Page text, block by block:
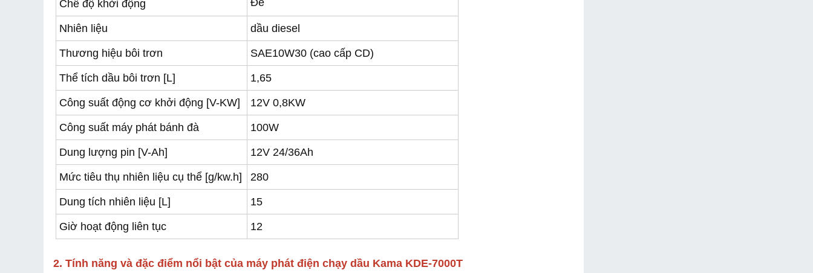
Chế độ khởi động
Nhiên liệu dầu diesel
Thương hiệu bôi trơn SAE10W30 (cao cấp CD)
Thể tích dầu bôi trơn [L] 1,65
Công suất động cơ khởi động [V-KW] 12V 0,8KW
Công suất máy phát bánh đà 100W
Dung lượng pin [V-Ah] 12V 24/36Ah
Mức tiêu thụ nhiên liệu cụ thể [g/kw.h] 280
Dung tích nhiên liệu [L] 15
Giờ hoạt động liên tục 12
2. Tính năng và đặc điểm nổi bật của máy phát điện chạy dầu Kama KDE-7000T